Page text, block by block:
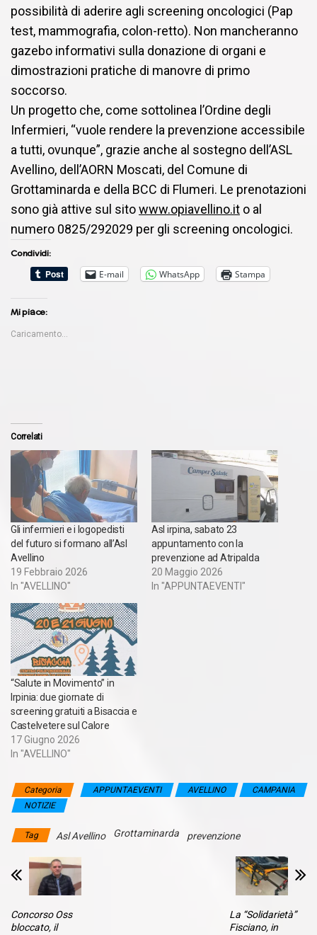
possibilità di aderire agli screening oncologici (Pap
test, mammografia, colon-retto). Non mancheranno
gazebo informativi sulla donazione di organi e
dimostrazioni pratiche di manovre di primo
soccorso.
Un progetto che, come sottolinea l’Ordine degli
Infermieri, “vuole rendere la prevenzione accessibile
a tutti, ovunque”, grazie anche al sostegno dell’ASL
Avellino, dell’AORN Moscati, del Comune di
Grottaminarda e della BCC di Flumeri. Le prenotazioni
sono già attive sul sitowww.opiavellino.it o al
numero 0825/292029 per gli screening oncologici.
Condividi:
E-mail
WhatsApp Stampa
Mi piace:
Caricamento...
Correlati
Gli infermieri e i logopedisti
del futuro si formano all’Asl
Avellino
19 Febbraio 2026
In "AVELLINO"
Asl irpina, sabato 23
appuntamento con la
prevenzione ad Atripalda
20 Maggio 2026
In "APPUNTAEVENTI"
“Salute in Movimento” in
Irpinia: due giornate di
screening gratuiti a Bisaccia e
Castelvetere sul Calore
17 Giugno 2026
In "AVELLINO"
Categoria APPUNTAEVENTI AVELLINO
CAMPANIA
NOTIZIE
Tag Asl Avellino Grottaminarda prevenzione
Concorso Oss
bloccato, il
La “Solidarietà”
Fisciano, in